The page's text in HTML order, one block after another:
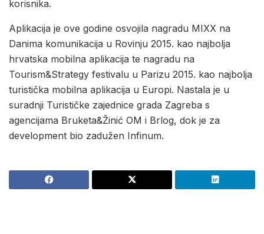
korisnika.
Aplikacija je ove godine osvojila nagradu MIXX na
Danima komunikacija u Rovinju 2015. kao najbolja
hrvatska mobilna aplikacija te nagradu na
Tourism&Strategy festivalu u Parizu 2015. kao najbolja
turistička mobilna aplikacija u Europi. Nastala je u
suradnji Turističke zajednice grada Zagreba s
agencijama Bruketa&Žinić OM i Brlog, dok je za
development bio zadužen Infinum.